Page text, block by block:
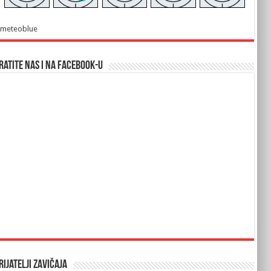
meteoblue
nas i na Facebook-u
Zavičaja